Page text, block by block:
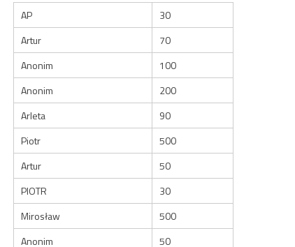
AP
30
Artur
70
Anonim
100
Anonim
200
Arleta
90
Piotr
500
Artur
50
PIOTR
30
Mirosław
500
Anonim
50